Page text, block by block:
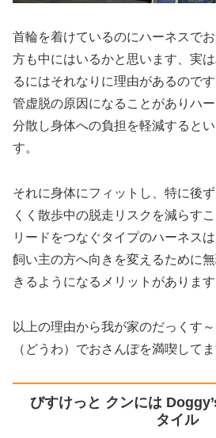
首輪を着けているのにハーネスで
方も中にはいるかと思います、実
るにはそれなりに理由があるので
管虚脱の原因になることがありハ
分散し身体への負担を軽減すると
す。
それに身体にフィットし、特に後
くく散歩中の脱走リスクを減らす
リードをつなぐタイプのハーネス
飼い主の方へ向きを変えるために
きるようになるメリットがあります
以上の理由から我が家のだっくす
（どうわ）でおさんぽを満喫してま
びすけっと クンには
タイル